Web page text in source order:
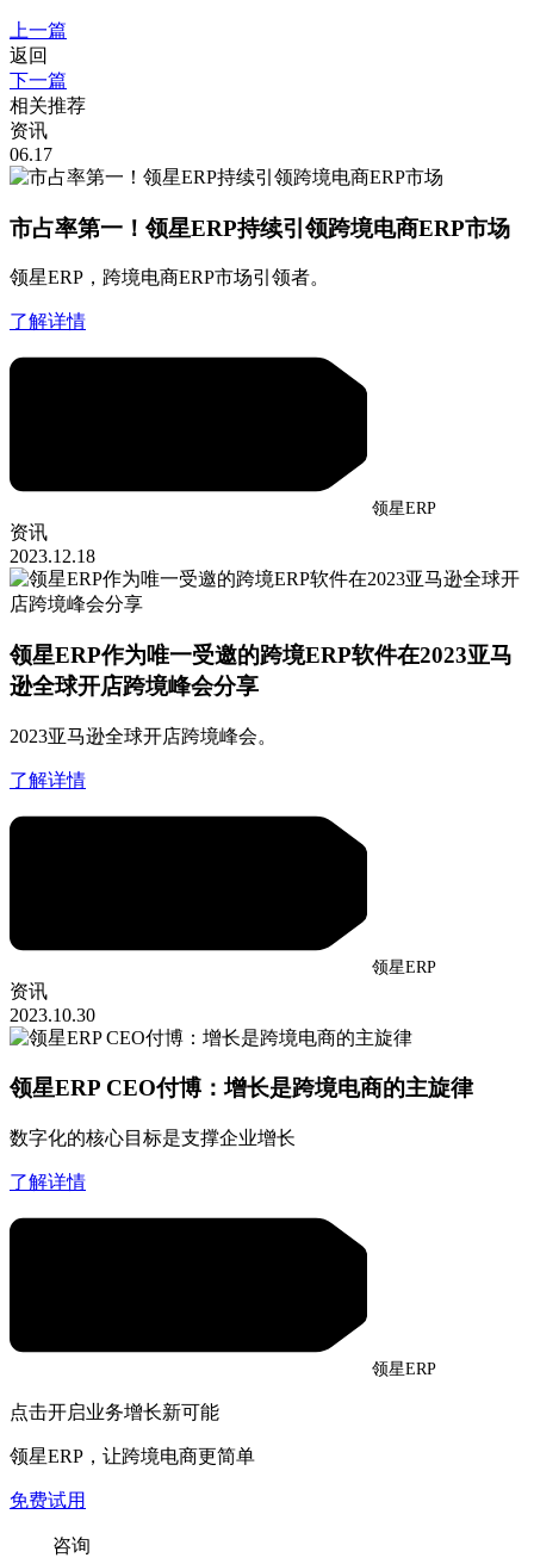
上一篇
返回
下一篇
相关推荐
资讯
06.17
市占率第一！领星ERP持续引领跨境电商ERP市场
领星ERP，跨境电商ERP市场引领者。
了解详情
领星ERP
资讯
2023.12.18
领星ERP作为唯一受邀的跨境ERP软件在2023亚马
逊全球开店跨境峰会分享
2023亚马逊全球开店跨境峰会。
了解详情
领星ERP
资讯
2023.10.30
领星ERP CEO付博：增长是跨境电商的主旋律
数字化的核心目标是支撑企业增长
了解详情
领星ERP
点击开启业务增长新可能
领星ERP，让跨境电商更简单
免费试用
咨询